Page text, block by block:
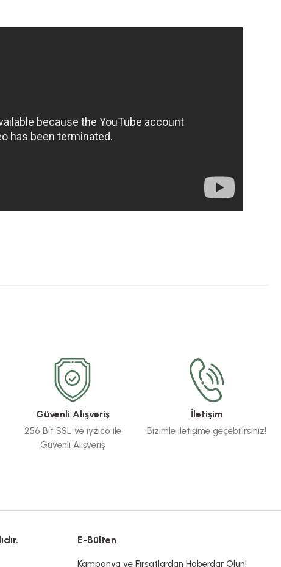
Güvenli Alışveriş
256 Bit SSL ve iyzico ile
Güvenli Alışveriş
İletişim
Bizimle iletişime geçebilirsiniz!
E-Bülten
Kampanya ve Fırsatlardan Haberdar Olun!